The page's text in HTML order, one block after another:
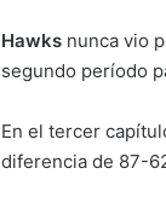
Hawks nunca vio
segundo período
En el tercer
diferencia de 87-